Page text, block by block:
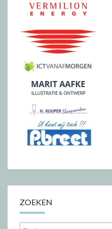
ZOEKEN